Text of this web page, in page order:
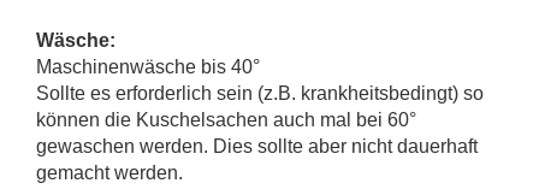
Wäsche:
Maschinenwäsche bis 40°
Sollte es erforderlich sein (z.B. krankheitsbedingt) so
können die Kuschelsachen auch mal bei 60°
gewaschen werden. Dies sollte aber nicht dauerhaft
gemacht werden.